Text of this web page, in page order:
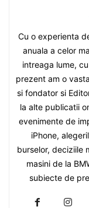
Cu o experienta
anuala a celor
intreaga lume,
prezent am o
si fondator si
la alte publicatii
evenimente de
iPhone,
burselor, deciziile
masini de la
subiecte de